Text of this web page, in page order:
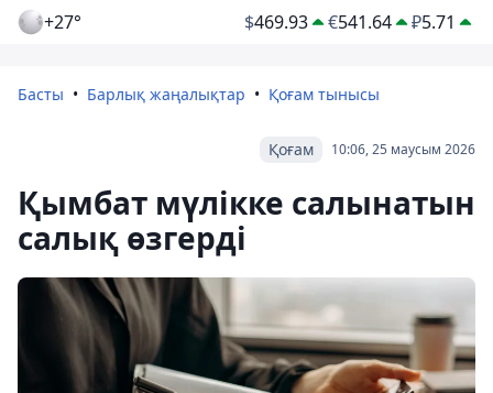
+27° $469.93 €541.64 ₽5.71
Басты Барлық жаңалықтар Қоғам тынысы
10:06, 25 маусым 2026
Қоғам
Қымбат мүлікке салынатын
салық өзгерді